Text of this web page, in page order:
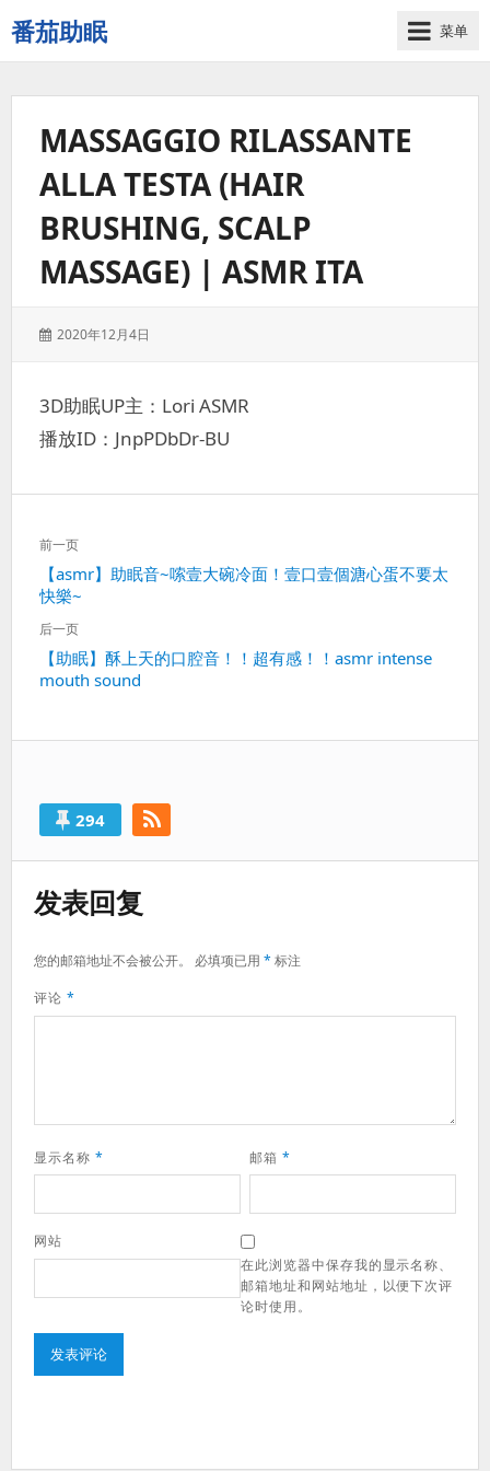
番茄助眠
一
个
菜单
MASSAGGIO RILASSANTE
ALLA TESTA (HAIR
BRUSHING, SCALP
MASSAGE) | ASMR ITA
发
2020年12月4日
3D助眠UP主：Lori ASMR
播放ID：JnpPDbDr-BU
文
章
导
航
前一页
上
一
篇：
【asmr】助眠音~嗦壹大碗冷面！壹口壹個溏心蛋不要太
快樂~
后一页
下
一
【助眠】酥上天的口腔音！！超有感！！asmr intense
mouth sound
294
发表回复
您的邮箱地址不会被公开。 必填项已用 *标注
评论 *
显示名称 * 邮箱 *
网站
在此浏览器中保存我的显示名称、
邮箱地址和网站地址，以便下次评
论时使用。